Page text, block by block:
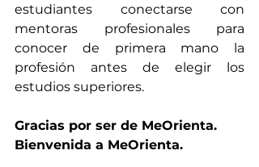
estudiantes conectarse con
mentoras profesionales para
conocer de primera mano la
profesión antes de elegir los
estudios superiores.
Gracias por ser de MeOrienta.
Bienvenida a MeOrienta.